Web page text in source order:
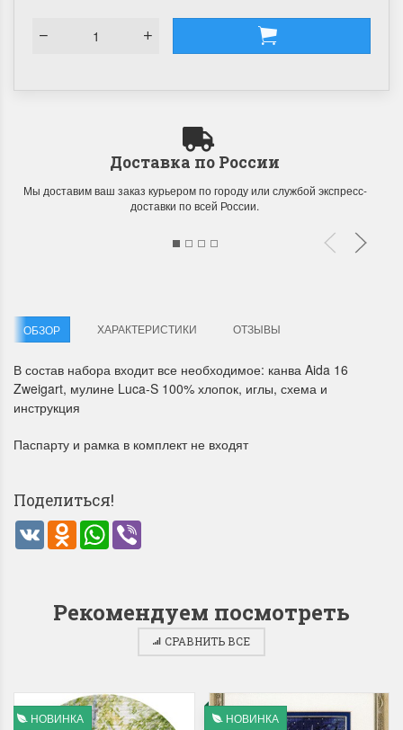
!! СКИДКА 20% ‼️ с 1 до 3 июня в
честь первого летнего дня
Чудетство...
Анастасия Туманова
Анастасия Туманова
Доставка по России
Мы доставим ваш заказ курьером по городу или службой экспресс-
доставки по всей России.
ОБЗОР ХАРАКТЕРИСТИКИ ОТЗЫВЫ
В состав набора входит все необходимое: канва Aida 16
Zweigart, мулине Luca-S 100% хлопок, иглы, схема и
инструкция
Паспарту и рамка в комплект не входят
Поделиться!
VK Odnoklassniki
WhatsApp
Рекомендуем посмотреть
СРАВНИТЬ ВСЕ
НОВИНКА НОВИНКА